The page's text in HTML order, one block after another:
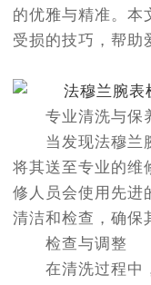
的优雅与精准。本
受损的技巧，帮助
专业清洗与保
当发现法穆兰腕
将其送至专业的维
修人员会使用先进
清洁和检查，确保
检查与调整
在清洗过程中，